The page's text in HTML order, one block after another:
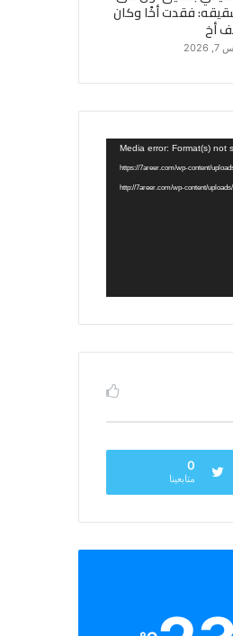
فقدت أخًا وكان
أخ
Media error: Format(s) not
0
متابعينا